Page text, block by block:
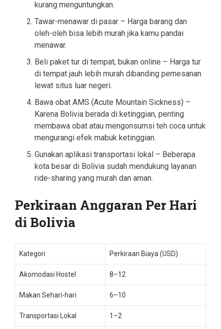
kurang menguntungkan.
Tawar-menawar di pasar – Harga barang dan
oleh-oleh bisa lebih murah jika kamu pandai
menawar.
Beli paket tur di tempat, bukan online – Harga tur
di tempat jauh lebih murah dibanding pemesanan
lewat situs luar negeri.
Bawa obat AMS (Acute Mountain Sickness) –
Karena Bolivia berada di ketinggian, penting
membawa obat atau mengonsumsi teh coca untuk
mengurangi efek mabuk ketinggian.
Gunakan aplikasi transportasi lokal – Beberapa
kota besar di Bolivia sudah mendukung layanan
ride-sharing yang murah dan aman.
Perkiraan Anggaran Per Hari
di Bolivia
Kategori Perkiraan Biaya (USD)
Akomodasi Hostel 8–12
Makan Sehari-hari 6–10
Transportasi Lokal 1–2